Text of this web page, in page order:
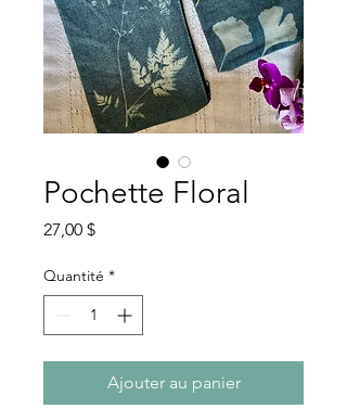
Pochette Floral
27,00 $Prix
Quantité *
Ajouter au panier